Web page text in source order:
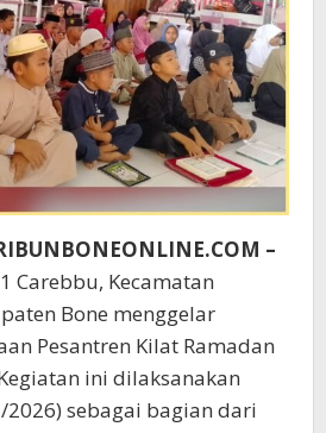
–
Carebbu, Kecamatan
Bone menggelar
Pesantren Kilat Ramadan
ini dilaksanakan
2026) sebagai bagian dari